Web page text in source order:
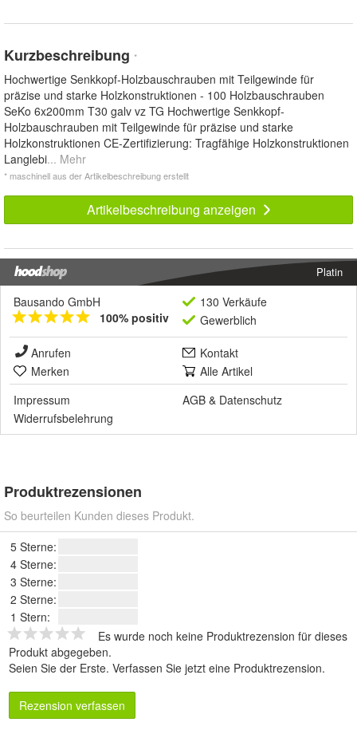
Kurzbeschreibung *
Hochwertige Senkkopf-Holzbauschrauben mit Teilgewinde für
präzise und starke Holzkonstruktionen - 100 Holzbauschrauben
SeKo 6x200mm T30 galv vz TG Hochwertige Senkkopf-
Holzbauschrauben mit Teilgewinde für präzise und starke
Holzkonstruktionen CE-Zertifizierung: Tragfähige Holzkonstruktionen
Langlebi... Mehr
* maschinell aus der Artikelbeschreibung erstellt
Artikelbeschreibung anzeigen
Platin
Bausando GmbH
100% positiv
130 Verkäufe
Gewerblich
Anrufen
Kontakt
Merken
Alle Artikel
Impressum
AGB & Datenschutz
Widerrufsbelehrung
Produktrezensionen
So beurteilen Kunden dieses Produkt.
5 Sterne:
4 Sterne:
3 Sterne:
2 Sterne:
1 Stern:
Es wurde noch keine Produktrezension für dieses
Produkt abgegeben.
Seien Sie der Erste. Verfassen Sie jetzt eine Produktrezension.
Rezension verfassen